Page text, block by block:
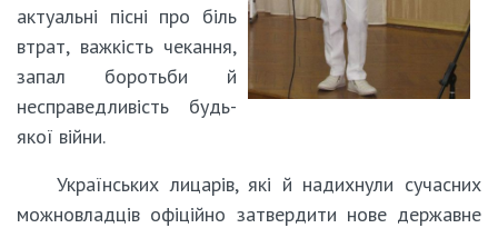
актуальні пісні про біль
втрат, важкість чекання,
запал боротьби й
несправедливість будь-
якої війни.
Українських лицарів, які й надихнули сучасних
можновладців офіційно затвердити нове державне